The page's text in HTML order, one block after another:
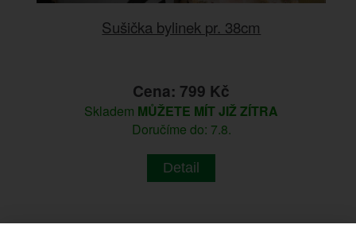
Sušička bylinek pr. 38cm
Cena: 799 Kč
Skladem MŮŽETE MÍT JIŽ ZÍTRA
Doručíme do: 7.8.
Detail